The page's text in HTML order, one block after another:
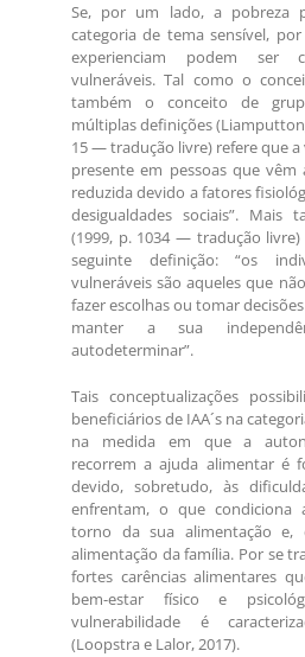
Se, por um lado, a pobreza
categoria de tema sensível,
experienciam podem ser
vulneráveis. Tal como o
também o conceito de
múltiplas definições
15 — tradução livre) refere que
presente em pessoas que vêm
reduzida devido a fatores
desigualdades sociais”. Mais
(1999, p. 1034 — tradução
seguinte definição: “os
vulneráveis são aqueles que
fazer escolhas ou tomar
manter a sua
autodeterminar”.
Tais conceptualizações
beneficiários de IAA´s na
na medida em que a
recorrem a ajuda alimentar é
devido, sobretudo, às
enfrentam, o que condiciona
torno da sua alimentação e,
alimentação da família. Por se
fortes carências alimentares
bem-estar físico e
vulnerabilidade é
(Loopstra e Lalor, 2017).